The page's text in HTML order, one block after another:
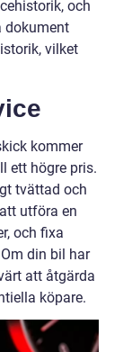
och
dokument
vilket
kommer
ett högre pris.
tvättad och
utföra en
och fixa
din bil har
att åtgärda
köpare.